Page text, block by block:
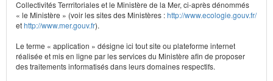
Collectivités Terrritoriales et le Ministère de la Mer, ci-après dénommés
« le Ministère » (voir les sites des Ministères :http://www.ecologie.gouv.fr/
ethttp://www.mer.gouv.fr).
Le terme « application » désigne ici tout site ou plateforme internet
réalisée et mis en ligne par les services du Ministère afin de proposer
des traitements informatisés dans leurs domaines respectifs.